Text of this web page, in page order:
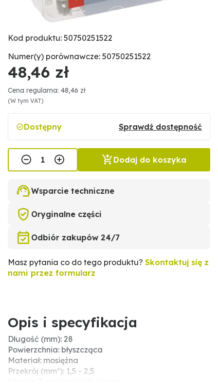
Kod produktu: 50750251522
Numer(y) porównawcze: 50750251522
48,46 zł
Cena regularna: 48,46 zł
(W tym VAT)
Dostępny Sprawdź dostępność
Dodaj do koszyka
Wsparcie techniczne
Oryginalne części
Odbiór zakupów 24/7
Masz pytania co do tego produktu? Skontaktuj się z
nami przez formularz
Opis i specyfikacja
Długość (mm): 28
Powierzchnia: błyszcząca
Materiał: mosiężna
Przekrój (mm²): 1,5 - 2,5